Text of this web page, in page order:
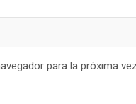
para la próxima